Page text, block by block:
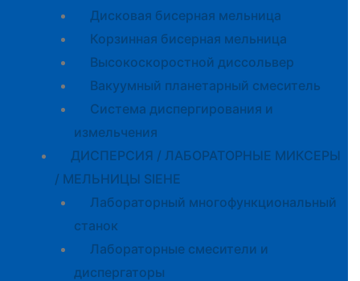
Дисковая бисерная мельница
Корзинная бисерная мельница
Высокоскоростной диссольвер
Вакуумный планетарный смеситель
Система диспергирования и
измельчения
ДИСПЕРСИЯ / ЛАБОРАТОРНЫЕ МИКСЕРЫ
/ МЕЛЬНИЦЫ SIEHE
Лабораторный многофункциональный
станок
Лабораторные смесители и
диспергаторы